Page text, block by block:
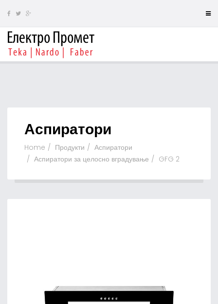
Аспиратори
Home Продукти
Аспиратори
Аспиратори за целосно вградување
GFG 2